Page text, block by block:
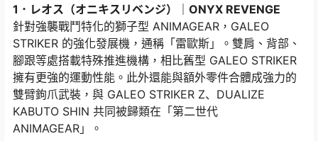
1．レオス（オニキスリベンジ）｜ONYX REVENGE
針對強襲戰鬥特化的獅子型 ANIMAGEAR，GALEO
STRIKER 的強化發展機，通稱「雷歐斯」。雙肩、背部、
腳跟等處搭載特殊推進機構，相比舊型 GALEO STRIKER
擁有更強的運動性能。此外還能與額外零件合體成強力的
雙臂鉤爪武裝，與 GALEO STRIKER Z、DUALIZE
KABUTO SHIN 共同被歸類在「第二世代
ANIMAGEAR」。